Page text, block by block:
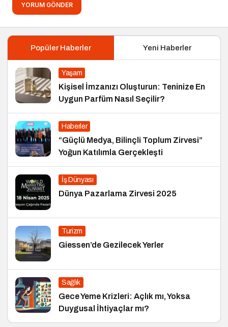
YORUM GÖNDER
Popüler Haberler Yeni Haberler
Yaşam
Kişisel İmzanızı Oluşturun: Teninize En
Uygun Parfüm Nasıl Seçilir?
Haberler
“Güçlü Medya, Bilinçli Toplum Zirvesi”
Yoğun Katılımla Gerçekleşti
İş Dünyası
Dünya Pazarlama Zirvesi 2025
Turizm
Giessen’de Gezilecek Yerler
Sağlık
Gece Yeme Krizleri: Açlık mı, Yoksa
Duygusal İhtiyaçlar mı?